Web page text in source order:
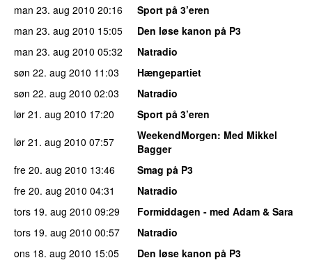
man 23. aug 2010 20:16
Sport på 3’eren
man 23. aug 2010 15:05
Den løse kanon på P3
man 23. aug 2010 05:32
Natradio
søn 22. aug 2010 11:03
Hængepartiet
søn 22. aug 2010 02:03
Natradio
lør 21. aug 2010 17:20
Sport på 3’eren
lør 21. aug 2010 07:57 WeekendMorgen: Med Mikkel
Bagger
fre 20. aug 2010 13:46
Smag på P3
fre 20. aug 2010 04:31
Natradio
tors 19. aug 2010 09:29
Formiddagen - med Adam & Sara
tors 19. aug 2010 00:57
Natradio
ons 18. aug 2010 15:05
Den løse kanon på P3